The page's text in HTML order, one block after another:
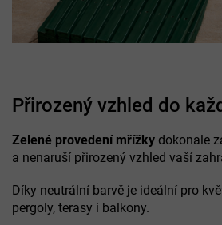
Přirozený vzhled do
Zelené provedení mřížky dokonale
a nenaruší přirozený vzhled vaší
Díky neutrální barvě je ideální pro
pergoly, terasy i balkony.